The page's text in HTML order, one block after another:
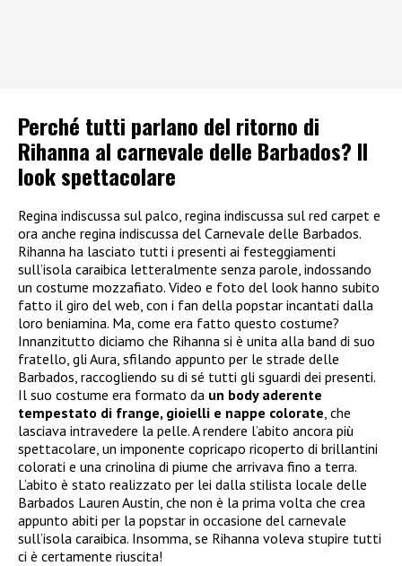
Perché tutti parlano del ritorno di
Rihanna al carnevale delle Barbados? Il
look spettacolare
Regina indiscussa sul palco, regina indiscussa sul red carpet e
ora anche regina indiscussa del Carnevale delle Barbados.
Rihanna ha lasciato tutti i presenti ai festeggiamenti
sull’isola caraibica letteralmente senza parole, indossando
un costume mozzafiato. Video e foto del look hanno subito
fatto il giro del web, con i fan della popstar incantati dalla
loro beniamina. Ma, come era fatto questo costume?
Innanzitutto diciamo che Rihanna si è unita alla band di suo
fratello, gli Aura, sfilando appunto per le strade delle
Barbados, raccogliendo su di sé tutti gli sguardi dei presenti.
Il suo costume era formato da un body aderente
tempestato di frange, gioielli e nappe colorate , che
lasciava intravedere la pelle. A rendere l’abito ancora più
spettacolare, un imponente copricapo ricoperto di brillantini
colorati e una crinolina di piume che arrivava fino a terra.
L’abito è stato realizzato per lei dalla stilista locale delle
Barbados Lauren Austin, che non è la prima volta che crea
appunto abiti per la popstar in occasione del carnevale
sull’isola caraibica. Insomma, se Rihanna voleva stupire tutti
ci è certamente riuscita!